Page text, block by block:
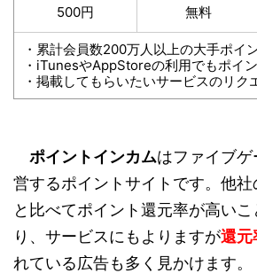
500円 無料
・累計会員数200万人以上の大手ポイ
・iTunesやAppStoreの利用でもポイン
・掲載してもらいたいサービスのリク
ポイントインカムはファイブ
営するポイントサイトです。他社
と比べてポイント還元率が高い
り、サービスにもよりますが還元
れている広告も多く見かけます。